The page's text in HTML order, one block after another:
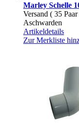
Marley Schelle
Versand ( 35
Aschwarden
Artikeldetails
Zur Merkliste